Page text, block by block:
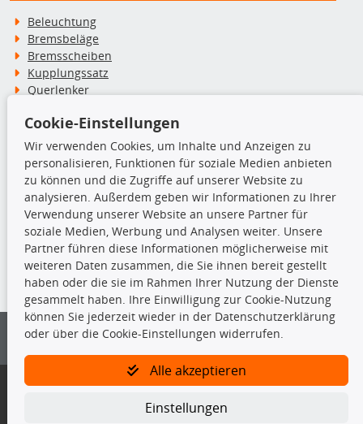
Beleuchtung
Bremsbeläge
Bremsscheiben
Kupplungssatz
Querlenker
Stoßdämpfer
TecDoc Inside
Die hier angezeigten Daten insbesondere die gesamte Datenbank dürfen
nicht kopiert werden.
Es ist zu unterlassen, die Daten oder die gesamte Datenbank ohne
vorherige Zustimmung von TecDoc zu vervielfältigen, zu verbreiten
und/oder diese Handlungen durch Dritte ausführen zu lassen. Ein
Bitte prüfen Sie, ob das über unseren Onlineshop identifizierte Ersatzteil
Gegebenenfalls sind ergänzende Informationen notwendig, um
Cookie-Einstellungen
Wir verwenden Cookies, um Inhalte und Anzeigen zu
personalisieren, Funktionen für soziale Medien anbieten
zu können und die Zugriffe auf unserer Website zu
analysieren. Außerdem geben wir Informationen zu Ihrer
Verwendung unserer Website an unsere Partner für
soziale Medien, Werbung und Analysen weiter. Unsere
Partner führen diese Informationen möglicherweise mit
weiteren Daten zusammen, die Sie ihnen bereit gestellt
haben oder die sie im Rahmen Ihrer Nutzung der Dienste
gesammelt haben. Ihre Einwilligung zur Cookie-Nutzung
können Sie jederzeit wieder in der Datenschutzerklärung
oder über die Cookie-Einstellungen widerrufen.
Alle akzeptieren
Einstellungen